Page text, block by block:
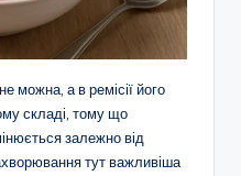
можна, а в ремісії його
складі, тому що
залежно від
тут важливіша